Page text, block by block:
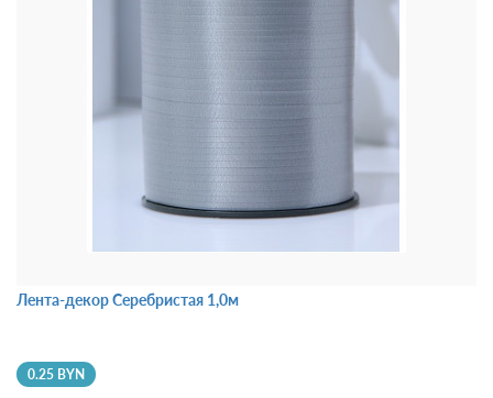
Лента-декор Серебристая 1,0м
0.25 BYN